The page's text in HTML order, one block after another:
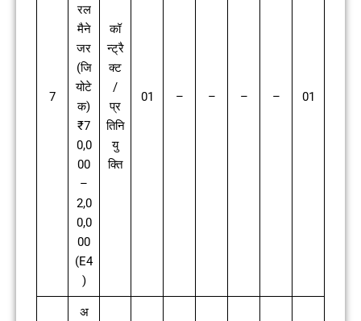
7
रल
मैने
जर
(जि
योटे
क)
₹7
0,0
00
–
2,0
0,0
00
(E4
)
कॉ
न्ट्रै
क्ट
/
प्र
तिनि
यु
क्ति
01 – – – – 01
अ